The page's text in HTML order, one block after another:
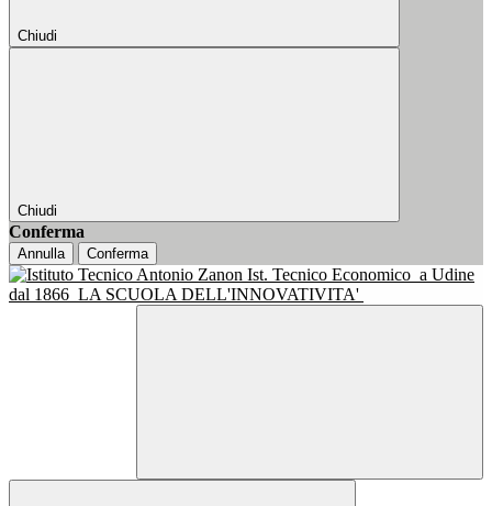
Chiudi
Chiudi
Conferma
Annulla Conferma
Ist. Tecnico Economico a Udine
dal 1866 LA SCUOLA DELL'INNOVATIVITA'